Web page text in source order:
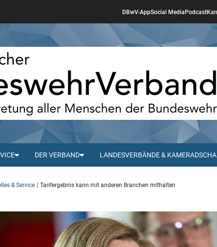
DBwV-AppSocial Media Podcast
DER VERBAND LANDESVERBÄNDE &
& Service Tarifergebnis kann mit anderen Branchen mithalten